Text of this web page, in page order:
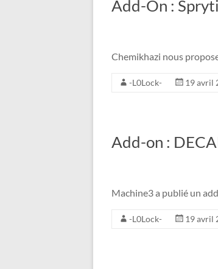
Add-On :
Chemikhazi nous
-L0Lock- 19 avril
Add-on :
Machine3 a publié un
-L0Lock- 19 avril